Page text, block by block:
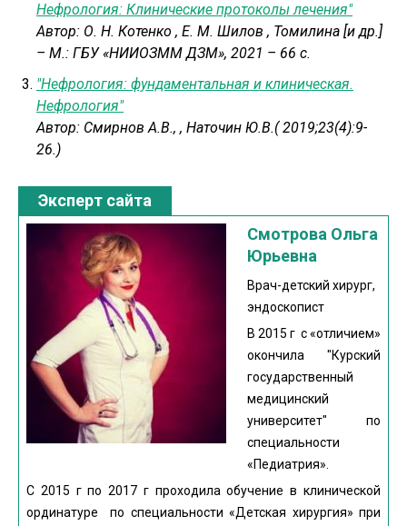
Нефрология: Клинические протоколы лечения"
Автор: О. Н. Котенко , Е. М. Шилов , Томилина [и др.]
– М.: ГБУ «НИИОЗММ ДЗМ», 2021 – 66 с.
"Нефрология: фундаментальная и клиническая.
Нефрология"
Автор: Смирнов А.В., , Наточин Ю.В.( 2019;23(4):9-
26.)
Эксперт сайта
Смотрова Ольга
Юрьевна
Врач-детский хирург,
эндоскопист
В 2015 г с «отличием»
окончила "Курский
государственный
медицинский
университет" по
специальности
«Педиатрия».
С 2015 г по 2017 г проходила обучение в клинической
ординатуре по специальности «Детская хирургия» при